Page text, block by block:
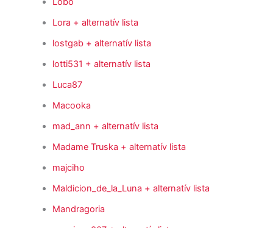
Lora + alternatív lista
lostgab + alternatív lista
lotti531 + alternatív lista
Luca87
Macooka
mad_ann + alternatív lista
Madame Truska + alternatív lista
majciho
Maldicion_de_la_Luna + alternatív lista
Mandragoria